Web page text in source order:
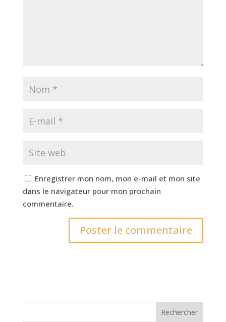
Enregistrer mon nom, mon e-mail et mon site
dans le navigateur pour mon prochain
commentaire.